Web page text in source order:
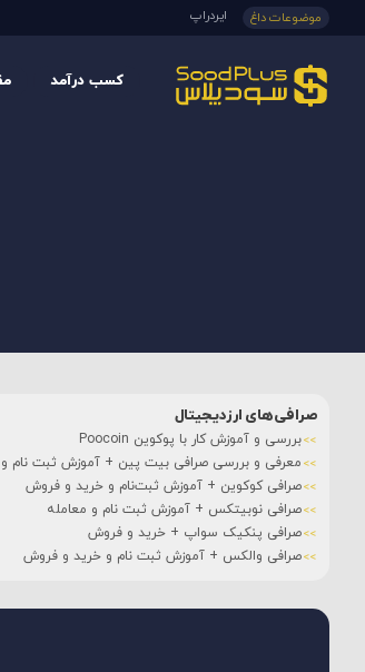
موضوعات داغ ایردراپ
کسب درآمد
صرافی‌های ارزدیجیتال
بررسی و آموزش کار با پوکوین Poocoin
معرفی و بررسی صرافی بیت پین + آموزش ثبت نام و
صرافی کوکوین + آموزش ثبت‌نام و خرید و فروش
صرافی نوبیتکس + آموزش ثبت نام و معامله
صرافی پنکیک سواپ + خرید و فروش
صرافی والکس + آموزش ثبت نام و خرید و فروش